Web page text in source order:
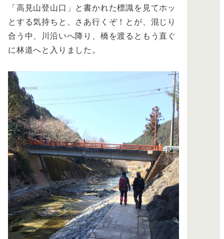
「高見山登山口」と書かれた標識を見てホッ
とする気持ちと、さあ行くぞ！とが、混じり
合う中、川沿いへ降り、橋を渡るともう直ぐ
に林道へと入りました。